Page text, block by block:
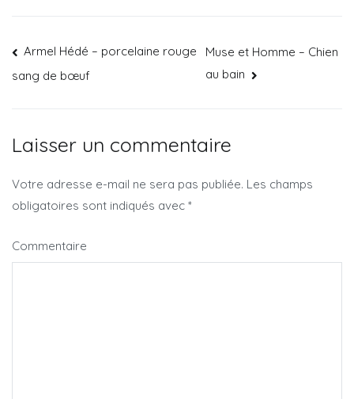
Armel Hédé – porcelaine rouge
sang de bœuf
Muse et Homme – Chien
au bain
Laisser un commentaire
Votre adresse e-mail ne sera pas publiée. Les champs
obligatoires sont indiqués avec *
Commentaire